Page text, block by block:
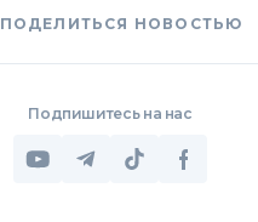
ПОДЕЛИТЬСЯ НОВОСТЬЮ
Подпишитесь на нас